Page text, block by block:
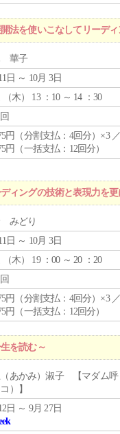
を使いこなしてリーディ
華子
日 ～ 10月 3日
（木） 13 ：10 ～ 14 ：30
円（分割支払：4回分）×3
円（一括支払：12回分）
ィングの技術と表現力を
みどり
日 ～ 10月 3日
（木） 19 ：00 ～ 20 ：20
円（分割支払：4回分）×3
円（一括支払：12回分）
を読む～
（あかみ）淑子 【マダム呼
）】
日 ～ 9月 27日